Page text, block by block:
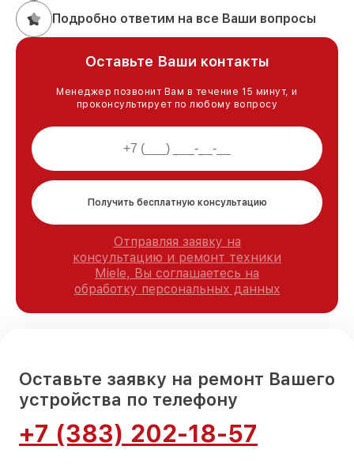
Подробно ответим на все Ваши вопросы
Оставьте Ваши контакты
Менеджер позвонит Вам в течение 15 минут, и
проконсультирует по любому вопросу
Получить бесплатную консультацию
Отправляя заявку на
консультацию и ремонт техники
Miele, Вы соглашаетесь на
обработку персональных данных
Оставьте заявку на ремонт Вашего
устройства по телефону
+7 (383) 202-18-57